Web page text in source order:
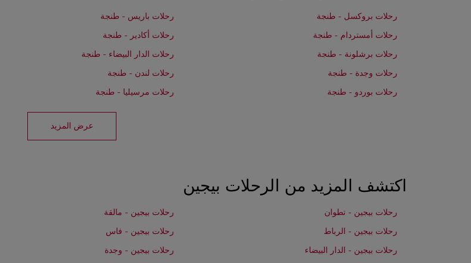
رحلات بروكسل - طنجة رحلات باريس - طنجة
رحلات أمستردام - طنجة
رحلات أكادير - طنجة
رحلات برشلونة - طنجة
رحلات الدار البيضاء - طنجة
رحلات وجدة - طنجة
رحلات لندن - طنجة
رحلات بوردو - طنجة
رحلات مرسيليا - طنجة
عرض المزيد
اكتشف المزيد من الرحلات بيجين
رحلات بيجين - تطوان رحلات بيجين - مالقة
رحلات بيجين - الرباط
رحلات بيجين - فاس
رحلات بيجين - الدار البيضاء
رحلات بيجين - وجدة